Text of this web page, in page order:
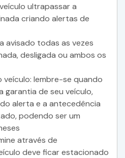
ultrapassar a
criando alertas de
avisado todas as vezes
desligada ou ambos os
lembre-se quando
garantia de seu veículo,
alerta e a antecedência
podendo ser um
através de
deve ficar estacionado